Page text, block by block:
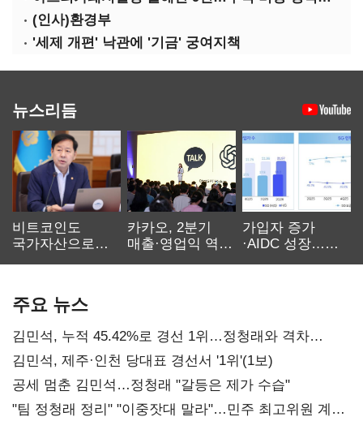
(인사)환경부
'세제 개편' 낙관에 '기금' 궁여지책
뉴스리듬
비트코인도
국가자산으로…'
카카오, 2분기
매출·영업익 역대
가입자 증가
·AIDC 성장…
주요 뉴스
김민석, 누적 45.42%로 경선 1위…정청래와 격차
0.86%p(2보)
김민석, 제주·인천 당대표 경선서 '1위'(1보)
공세 멈춘 김민석…정청래 "갈등은 제가 수습"
"팀 정청래 정리" "이중잣대 말라"…민주 최고위원 계파